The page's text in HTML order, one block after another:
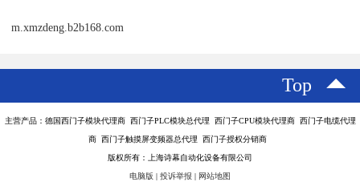
m.xmzdeng.b2b168.com
Top
主营产品：德国西门子模块代理商 西门子PLC模块总代理 西门子CPU模块代理商 西门子电缆代理
商 西门子触摸屏变频器总代理 西门子授权分销商
版权所有：上海诗幕自动化设备有限公司
电脑版 | 投诉举报 | 网站地图